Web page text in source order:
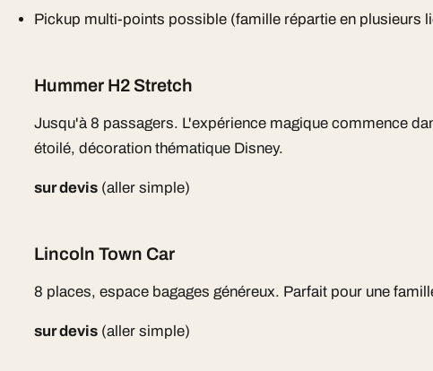
Pickup multi-points possible (famille répartie en plusieurs
Hummer H2 Stretch
Jusqu'à 8 passagers. L'expérience magique commence
étoilé, décoration thématique Disney.
sur devis (aller simple)
Lincoln Town Car
8 places, espace bagages généreux. Parfait pour une
sur devis (aller simple)